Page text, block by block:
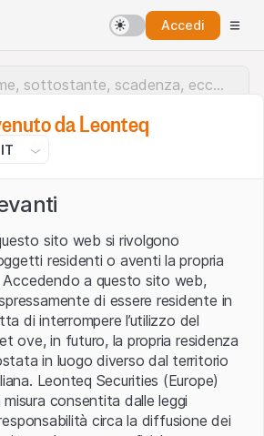
Accedi
crypto
Dati forniti da
Rilevanza
da Leonteq
IT
sito web si rivolgono
residenti o aventi la propria
Accedendo a questo sito web,
di essere residente in
di interrompere l’utilizzo del
ove, in futuro, la propria residenza
in luogo diverso dal territorio
Leonteq Securities (Europe)
consentita dalle leggi
circa la diffusione dei